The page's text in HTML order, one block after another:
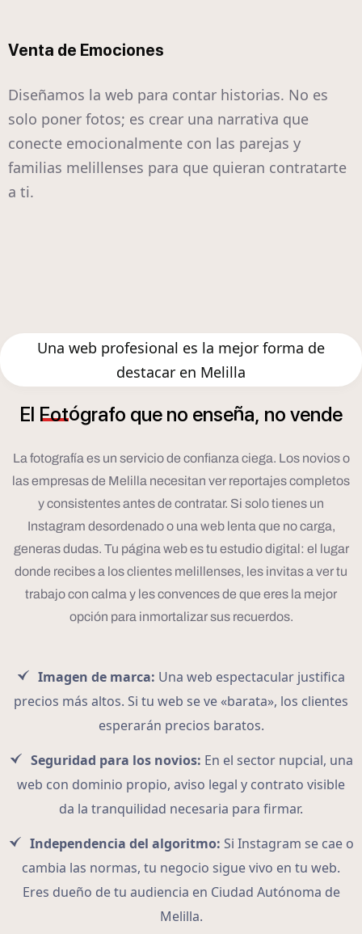
Venta de Emociones
Diseñamos la web para contar historias. No es
solo poner fotos; es crear una narrativa que
conecte emocionalmente con las parejas y
familias melillenses para que quieran contratarte
a ti.
Una web profesional es la mejor forma de
destacar en Melilla
El Fotógrafo que no enseña, no vende
La fotografía es un servicio de confianza ciega. Los novios o
las empresas de Melilla necesitan ver reportajes completos
y consistentes antes de contratar. Si solo tienes un
Instagram desordenado o una web lenta que no carga,
generas dudas. Tu página web es tu estudio digital: el lugar
donde recibes a los clientes melillenses, les invitas a ver tu
trabajo con calma y les convences de que eres la mejor
opción para inmortalizar sus recuerdos.
Imagen de marca: Una web espectacular justifica
precios más altos. Si tu web se ve «barata», los clientes
esperarán precios baratos.
Seguridad para los novios: En el sector nupcial, una
web con dominio propio, aviso legal y contrato visible
da la tranquilidad necesaria para firmar.
Independencia del algoritmo: Si Instagram se cae o
cambia las normas, tu negocio sigue vivo en tu web.
Eres dueño de tu audiencia en Ciudad Autónoma de
Melilla.